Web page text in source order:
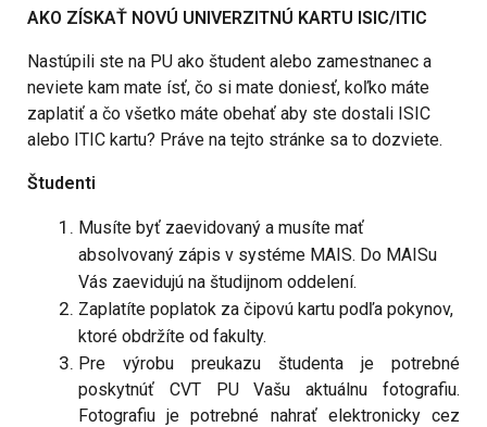
AKO ZÍSKAŤ NOVÚ UNIVERZITNÚ KARTU ISIC/ITIC
Nastúpili ste na PU ako študent alebo zamestnanec a
neviete kam mate ísť, čo si mate doniesť, koľko máte
zaplatiť a čo všetko máte obehať aby ste dostali ISIC
alebo ITIC kartu? Práve na tejto stránke sa to dozviete.
Študenti
Musíte byť zaevidovaný a musíte mať
absolvovaný zápis v systéme MAIS. Do MAISu
Vás zaevidujú na študijnom oddelení.
Zaplatíte poplatok za čipovú kartu podľa pokynov,
ktoré obdržíte od fakulty.
Pre výrobu preukazu študenta je potrebné
poskytnúť CVT PU Vašu aktuálnu fotografiu.
Fotografiu je potrebné nahrať elektronicky cez